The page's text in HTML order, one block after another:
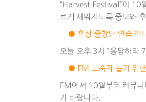
“Harvest Festival”이 10
르게 세워지도록 중보와
● 혼성 중창단 연습 안
오늘 오후 3시 “응답하라
● EM 노숙자 돕기 위
EM에서 10월부터 커뮤니
기 바랍니다.